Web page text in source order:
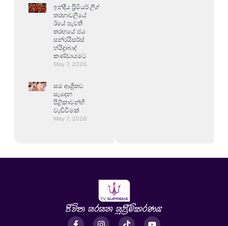
ඉන්දීය ප්‍රිමියර් ලීග්
තරඟාවලියේ
ඊයේ පැවති
තරඟයේ ජය
සන්රයිසර්ස්
හයිද්‍රාබාද්
කණ්ඩායමට
May 7, 2026
සම ආශ්‍රිතව
සෑදෙන
පිළිකාවන්හි
වැඩිවීමක්
May 7, 2026